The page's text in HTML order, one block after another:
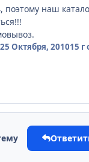
наш
25 Октября, 201015 г